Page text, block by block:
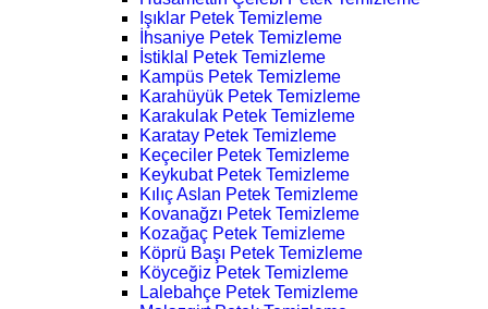
Işıklar Petek Temizleme
İhsaniye Petek Temizleme
İstiklal Petek Temizleme
Kampüs Petek Temizleme
Karahüyük Petek Temizleme
Karakulak Petek Temizleme
Karatay Petek Temizleme
Keçeciler Petek Temizleme
Keykubat Petek Temizleme
Kılıç Aslan Petek Temizleme
Kovanağzı Petek Temizleme
Kozağaç Petek Temizleme
Köprü Başı Petek Temizleme
Köyceğiz Petek Temizleme
Lalebahçe Petek Temizleme